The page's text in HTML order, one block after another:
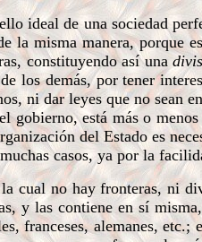
ideal de una sociedad
la misma manera, porque
constituyendo así una
los demás, por tener
ni dar leyes que no sean
está más o
del Estado es
casos, ya por la
no hay fronteras, ni
y las contiene en sí
franceses, alemanes,